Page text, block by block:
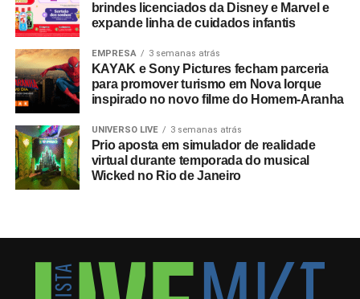
globais consumidores da modalidade.
exige planejamento de longo prazo, com marcas já
estruturando ações voltadas para a Copa do Mundo de
2030, que terá partidas distribuídas entre Espanha,
Entre as sedes, o governo do Marrocos antecipou
investimentos por meio do programaAirports 2030
apresentará um nível de complexidade inédito para os
gestores de eventos e viagens, já que envolverá
brindes licenciados da Disney e Marvel e
expande linha de cuidados infantis
EMPRESA 3 semanas atrás
KAYAK e Sony Pictures fecham parceria
para promover turismo em Nova Iorque
inspirado no novo filme do Homem-Aranha
UNIVERSO LIVE 3 semanas atrás
Prio aposta em simulador de realidade
virtual durante temporada do musical
Wicked no Rio de Janeiro